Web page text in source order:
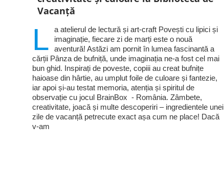
Vacanță
L
a atelierul de lectură și art-craft Povești cu lipici și
imaginație, fiecare zi de marți este o nouă
aventură! Astăzi am pornit în lumea fascinantă a
cărții Pânza de bufniță, unde imaginația ne-a fost cel mai
bun ghid. Inspirați de poveste, copiii au creat bufnițe
haioase din hârtie, au umplut foile de culoare și fantezie,
iar apoi și-au testat memoria, atenția și spiritul de
observație cu jocul BrainBox - România. Zâmbete,
creativitate, joacă și multe descoperiri – ingredientele unei
zile de vacanță petrecute exact așa cum ne place! Dacă
v-am